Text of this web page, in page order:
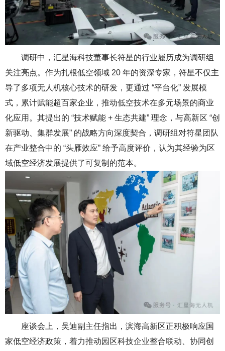
调研中，汇星海科技董事长符星的行业履历成为调研组
关注亮点。 作为扎根低空领域 20 年的资深专家，符星不仅主
导了多项无人机核心技术的研发，更通过 “平台化” 发展模
式，累计赋能超百家企业，推动低空技术在多元场景的商业
化应用。 其提出的 “技术赋能 + 生态共建” 理念，与高新区 “创
新驱动、集群发展” 的战略方向深度契合，调研组对符星团队
在产业整合中的 “头雁效应” 给予高度评价，认为其经验为区
域低空经济发展提供了可复制的范本。
座谈会上，吴迪副主任指出，滨海高新区正积极响应国
家低空经济政策，着力推动园区科技企业整合联动、协同创